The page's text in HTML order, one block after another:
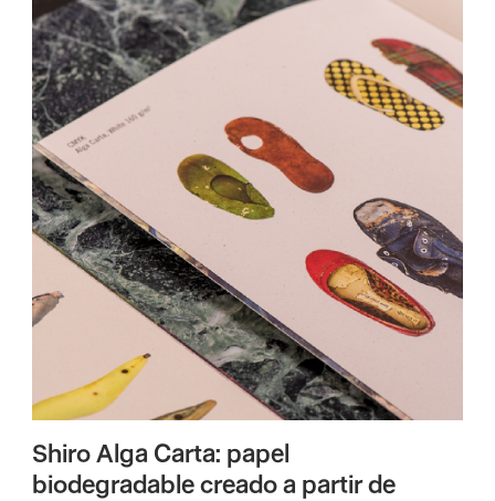
Shiro Alga Carta: papel
biodegradable creado a partir de